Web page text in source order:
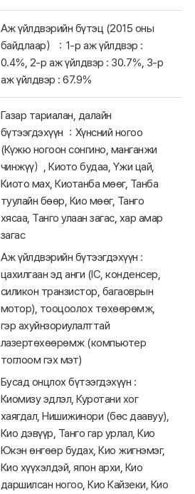
Аж үйлдвэрийн бүтэц (2015 оны
байдлаар）：1-р аж үйлдвэр :
0.4％, 2-р аж үйлдвэр : 30.7％, 3-р
аж үйлдвэр : 67.9％
Газар тариалан, далайн
бүтээгдэхүүн ：Хүнсний ногоо
(Күжю ногоон сонгино, манганжи
чинжүү）, Киото будаа, Үжи цай,
Киото мах, Киотанба мөөг, Танба
туулайн бөөр, Кио мөөг, Танго
хясаа, Танго улаан загас, хар амар
загас
Аж үйлдвэрийн бүтээгдэхүүн :
цахилгаан эд анги (IC, конденсер,
силикон транзистор, багаоврын
мотор), тооцоолох төхөөрөмж,
гэр ахуйнзориулалттай
лазертөхөөрөмж (компьютер
тоглоом гэх мэт)
Бусад онцлох бүтээгдэхүүн :
Киомизу эдлэл, Куротани хог
хаягдал, Нишижинори (бөс даавуу),
Кио дэвүүр, Танго гар урлал, Кио
Юкэн өнгөөр будах, Кио жигнэмэг,
Кио хүүхэлдэй, япон архи, Кио
даршилсан ногоо, Кио Кайзеки, Кио